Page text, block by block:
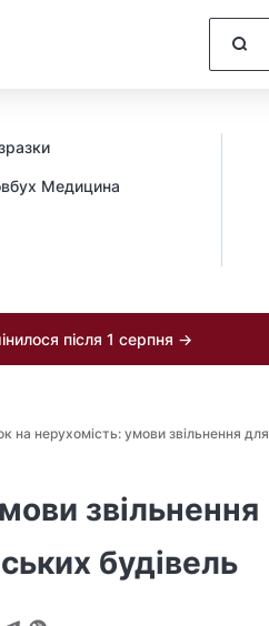
Медицина
після 1 серпня →
на нерухомість: умови звільнення для
звільнення
будівель